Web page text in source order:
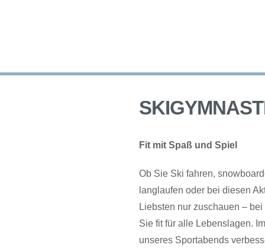
Fit mit Spaß und Spiel
Ob Sie Ski fahren,
langlaufen oder bei diesen
Liebsten nur zuschauen –
Sie fit für alle Lebenslagen.
unseres Sportabends